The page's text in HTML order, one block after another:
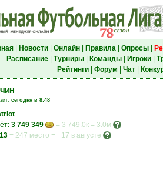
| Новости| Онлайн| Правила| Опросы|
Расписание| Турниры| Команды| Игроки|
Рейтинги| Форум Чат|
сегодня в 8:48
3 749 349
= 3 749.0к = 3.0м
= 247 место = +17 в августе